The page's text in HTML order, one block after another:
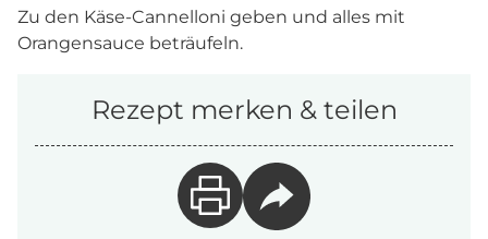
Zu den Käse-Cannelloni geben und alles mit
Orangensauce beträufeln.
Rezept merken & teilen